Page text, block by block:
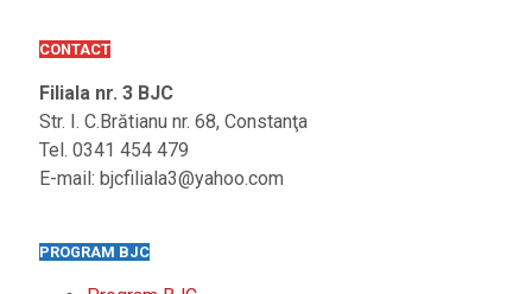
CONTACT
Filiala nr. 3 BJC
Str. I. C.Brătianu nr. 68, Constanţa
Tel. 0341 454 479
E-mail: bjcfiliala3@yahoo.com
PROGRAM BJC